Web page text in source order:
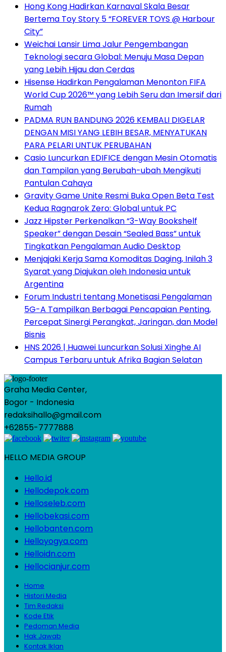
Hong Kong Hadirkan Karnaval Skala Besar
Bertema Toy Story 5 “FOREVER TOYS @ Harbour
City”
Weichai Lansir Lima Jalur Pengembangan
Teknologi secara Global: Menuju Masa Depan
yang Lebih Hijau dan Cerdas
Hisense Hadirkan Pengalaman Menonton FIFA
World Cup 2026™ yang Lebih Seru dan Imersif dari
Rumah
PADMA RUN BANDUNG 2026 KEMBALI DIGELAR
DENGAN MISI YANG LEBIH BESAR, MENYATUKAN
PARA PELARI UNTUK PERUBAHAN
Casio Luncurkan EDIFICE dengan Mesin Otomatis
dan Tampilan yang Berubah-ubah Mengikuti
Pantulan Cahaya
Gravity Game Unite Resmi Buka Open Beta Test
Kedua Ragnarok Zero: Global untuk PC
Jazz Hipster Perkenalkan “3-Way Bookshelf
Speaker” dengan Desain “Sealed Bass” untuk
Tingkatkan Pengalaman Audio Desktop
Menjajaki Kerja Sama Komoditas Daging, Inilah 3
Syarat yang Diajukan oleh Indonesia untuk
Argentina
Forum Industri tentang Monetisasi Pengalaman
5G-A Tampilkan Berbagai Pencapaian Penting,
Percepat Sinergi Perangkat, Jaringan, dan Model
Bisnis
HNS 2026 | Huawei Luncurkan Solusi Xinghe AI
Campus Terbaru untuk Afrika Bagian Selatan
Graha Media Center,
Bogor - Indonesia
redaksihallo@gmail.com
+62855-7777888
HELLO MEDIA GROUP
Hello.id
Hellodepok.com
Helloseleb.com
Hellobekasi.com
Hellobanten.com
Helloyogya.com
Helloidn.com
Hellocianjur.com
Home
Histori Media
Tim Redaksi
Kode Etik
Pedoman Media
Hak Jawab
Kontak Iklan